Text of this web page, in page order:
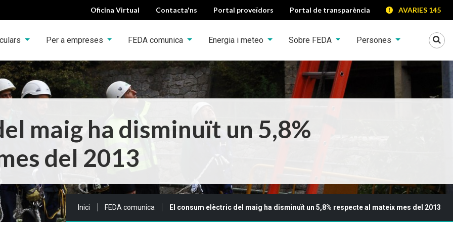
Oficina Virtual Contacta'ns Portal proveïdors Portal de transparència AVARIES 145
Per a empreses FEDA comunica Energia i meteo Sobre FEDA Persones
maig ha disminuït un 5,8%
del 2013
Sou a:
Inici FEDA comunica El consum elèctric del maig ha disminuït un 5,8% respecte al mateix mes del 2013